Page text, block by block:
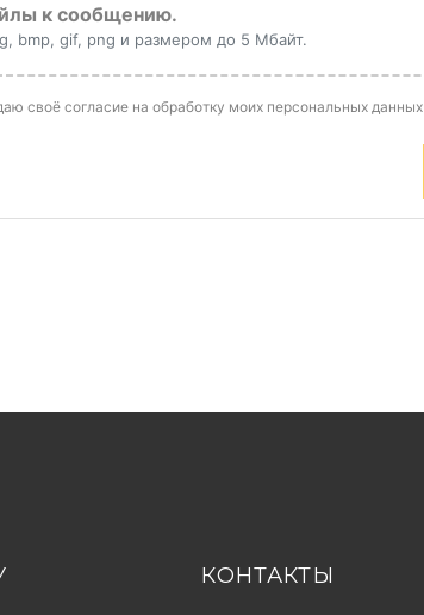
к сообщению.
bmp, gif, png и размером до 5 Мбайт.
своё согласие на обработку моих персональных данных
КОНТАКТЫ